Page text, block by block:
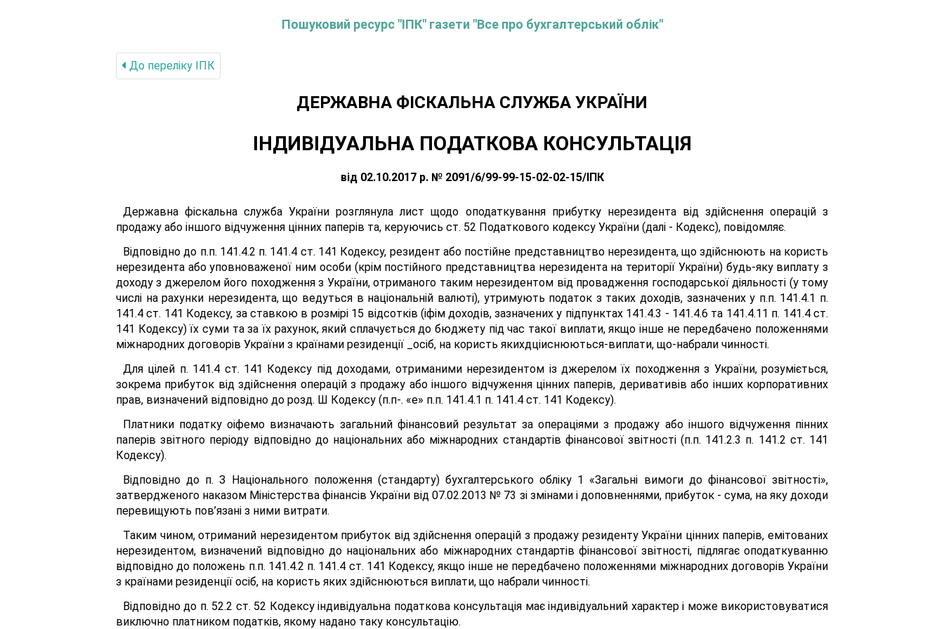
Пошуковий ресурс "ІПК" газети "Все про бухгалтерський облік"
До переліку IПК
ДЕРЖАВНА ФІСКАЛЬНА СЛУЖБА УКРАЇНИ
ІНДИВІДУАЛЬНА ПОДАТКОВА КОНСУЛЬТАЦІЯ
від 02.10.2017 р. № 2091/6/99-99-15-02-02-15/ІПК
Державна фіскальна служба України розглянула лист щодо оподаткування прибутку нерезидента від здійснення операцій з
продажу або іншого відчуження цінних паперів та, керуючись ст. 52 Податкового кодексу України (далі - Кодекс), повідомляє.
Відповідно до п.п. 141.4.2 п. 141.4 ст. 141 Кодексу, резидент або постійне представництво нерезидента, що здійснюють на користь
нерезидента або уповноваженої ним особи (крім постійного представництва нерезидента на території України) будь-яку виплату з
доходу з джерелом його походження з України, отриманого таким нерезидентом від провадження господарської діяльності (у тому
числі на рахунки нерезидента, що ведуться в національній валюті), утримують податок з таких доходів, зазначених у п.п. 141.4.1 п.
141.4 ст. 141 Кодексу, за ставкою в розмірі 15 відсотків (іфім доходів, зазначених у підпунктах 141.4.3 - 141.4.6 та 141.4.11 п. 141.4 ст.
141 Кодексу) їх суми та за їх рахунок, який сплачується до бюджету під час такої виплати, якщо інше не передбачено положеннями
міжнародних договорів України з країнами резиденції _осіб, на користь якихдціиснюються-виплати, що-набрали чинності.
Для цілей п. 141.4 ст. 141 Кодексу під доходами, отриманими нерезидентом із джерелом їх походження з України, розуміється,
зокрема прибуток від здійснення операцій з продажу або іншого відчуження цінних паперів, деривативів або інших корпоративних
прав, визначений відповідно до розд. Ш Кодексу (п.п-. «е» п.п. 141.4.1 п. 141.4 ст. 141 Кодексу).
Платники податку оіфемо визначають загальний фінансовий результат за операціями з продажу або іншого відчуження пінних
паперів звітного періоду відповідно до національних або міжнародних стандартів фінансової звітності (п.п. 141.2.3 п. 141.2 ст. 141
Кодексу).
Відповідно до п. З Національного положення (стандарту) бухгалтерського обліку 1 «Загальні вимоги до фінансової звітності»,
затвердженого наказом Міністерства фінансів України від 07.02.2013 № 73 зі змінами і доповненнями, прибуток - сума, на яку доходи
перевищують пов’язані з ними витрати.
Таким чином, отриманий нерезидентом прибуток від здійснення операцій з продажу резиденту України цінних паперів, емітованих
нерезидентом, визначений відповідно до національних або міжнародних стандартів фінансової звітності, підлягає оподаткуванню
відповідно до положень п.п. 141.4.2 п. 141.4 ст. 141 Кодексу, якщо інше не передбачено положеннями міжнародних договорів України
з країнами резиденції осіб, на користь яких здійснюються виплати, що набрали чинності.
Відповідно до п. 52.2 ст. 52 Кодексу індивідуальна податкова консультація має індивідуальний характер і може використовуватися
виключно платником податків, якому надано таку консультацію.